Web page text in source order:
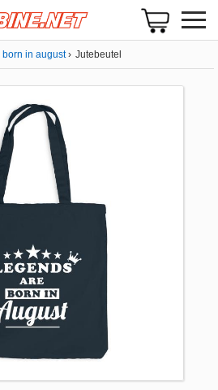
born in august Jutebeutel